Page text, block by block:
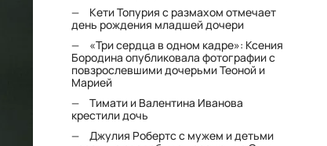
Кети Топурия с размахом отмечает
день рождения младшей дочери
«Три сердца в одном кадре»: Ксения
Бородина опубликовала фотографии с
повзрослевшими дочерьми Теоной и
Марией
Тимати и Валентина Иванова
крестили дочь
Джулия Робертс с мужем и детьми